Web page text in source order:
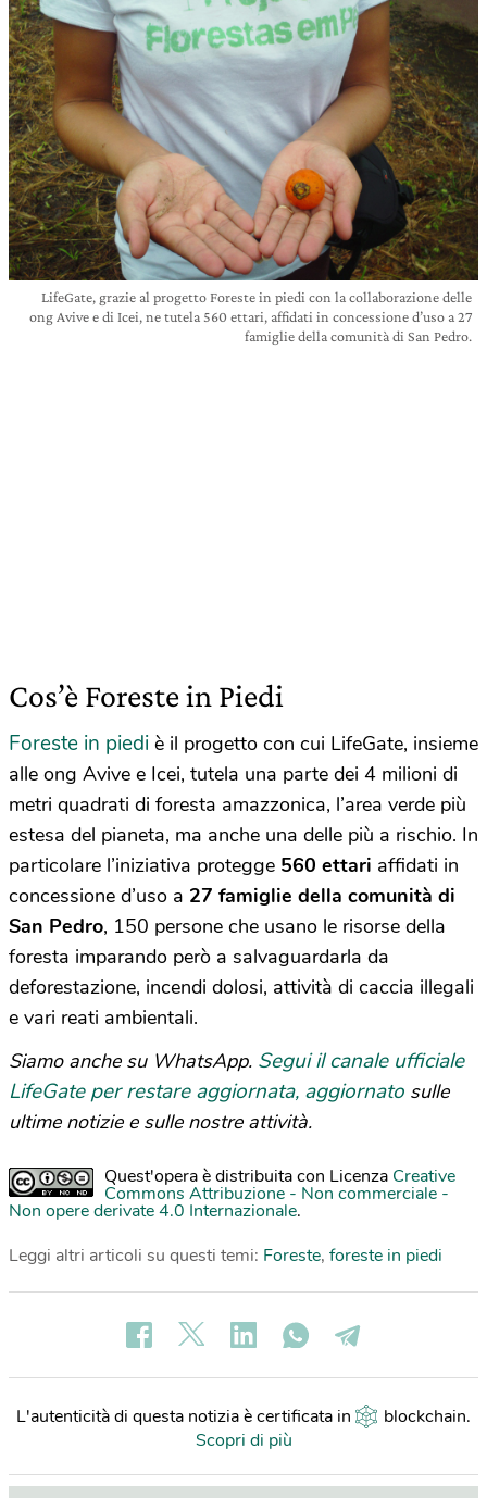
LifeGate, grazie al progetto Foreste in piedi con la collaborazione delle
ong Avive e di Icei, ne tutela 560 ettari, affidati in concessione d’uso a 27
famiglie della comunità di San Pedro.
Cos’è Foreste in Piedi
Foreste in piedi è il progetto con cui LifeGate, insieme
alle ong Avive e Icei, tutela una parte dei 4 milioni di
metri quadrati di foresta amazzonica, l’area verde più
estesa del pianeta, ma anche una delle più a rischio. In
particolare l’iniziativa protegge 560 ettari affidati in
concessione d’uso a 27 famiglie della comunità di
San Pedro, 150 persone che usano le risorse della
foresta imparando però a salvaguardarla da
deforestazione, incendi dolosi, attività di caccia illegali
e vari reati ambientali.
Siamo anche su WhatsApp. Segui il canale ufficiale
LifeGate per restare aggiornata, aggiornato sulle
ultime notizie e sulle nostre attività.
Quest'opera è distribuita con Licenza Creative
Commons Attribuzione - Non commerciale -
Non opere derivate 4.0 Internazionale.
Leggi altri articoli su questi temi: Foreste, foreste in piedi
L'autenticità di questa notizia è certificata in blockchain.
Scopri di più